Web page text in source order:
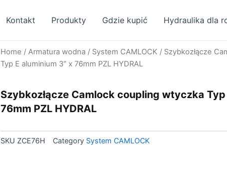
Kontakt Produkty Gdzie kupić Hydraulika dla
Home / Armatura wodna / System CAMLOCK / Szybkozłącze
Typ E aluminium 3″ x 76mm PZL HYDRAL
Szybkozłącze Camlock coupling wtyczka Typ
76mm PZL HYDRAL
SKU ZCE76H Category System CAMLOCK